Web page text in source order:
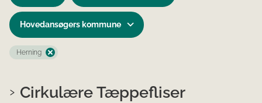
Hovedansøgers kommune
Herning
Cirkulære Tæppefliser